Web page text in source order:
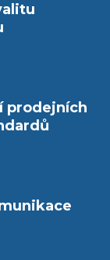
prodejních